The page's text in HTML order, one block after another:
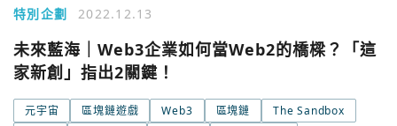
特別企劃 2022.12.13
未來藍海｜Web3企業如何當Web2的橋樑？「這
家新創」指出2關鍵！
元宇宙 區塊鏈遊戲 Web3 區塊鏈
The Sandbox